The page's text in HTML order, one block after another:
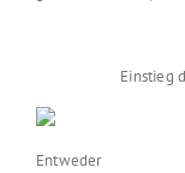
Einstieg
Entweder